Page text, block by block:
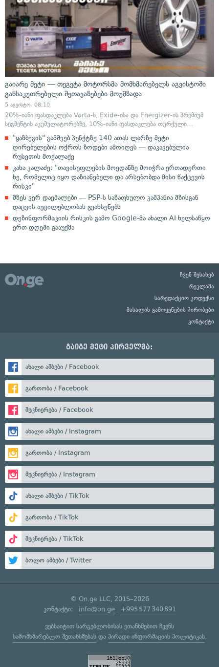
გაიარე მეტი — თეგეტა მოტორსმა მომხმარებელს აგვისტოში
განსაკუთრებული შეთავაზებები მოუმზადა
5 აგვისტო, 08:10
20%-იანი ფასდაკლება Varta-ს, Exide-ისა და Energizer-ის პრემიუმ
სეგმენტის აკუმულატორებზე, 10%-იანი ფასდაკლება თურქული…
"ყაზბეგის" გამშვებ პუნქტზე 140 ათას ლარზე მეტი
ღირებულების ოქროს ზოდები ამოიღეს — დაკავებულია
რუსეთის მოქალაქე
კახა კალაძე: "თავისუფლების მოედანზე მოიჭრა ერთადერთი
ხე, რომელიც იყო დაზიანებული და არსებობდა მისი წაქცევის
რისკი"
მზეს ვერ დაემალები — PSP-ს საზაფხულო კამპანია მზისგან
დაცვის აუცილებლობას გვახსენებს
დეზინფორმაციის რისკის გამო Google-მა ახალი AI ხელსაწყო
ერთ დღეში გააუქმა
ჩვენ შესახებ
რეკლამა
სარედაქციო კოდექსი
მასალის გამოყენების პირობები
კონტაქტი
გაიგე მეტი პირველმა:
ახალი ამბები / Facebook
გართობა / Facebook
მეცნიერება / Facebook
ახალი ამბები / Instagram
გართობა / Instagram
მეცნიერება / Instagram
ახალი ამბები / TikTok
გართობა / TikTok
მეცნიერება / TikTok
ბოლო ამბები / Twitter
© On.ge LLC, 2015–2026
კონტაქტი: info@on.ge +995 577 340 891
ვებსაიტით სარგებლობისას ეთანხმებით ჩვენს
სამომხმარებლო შეთანხმებასდა პირადი ინფორმაციის პოლიტიკას.